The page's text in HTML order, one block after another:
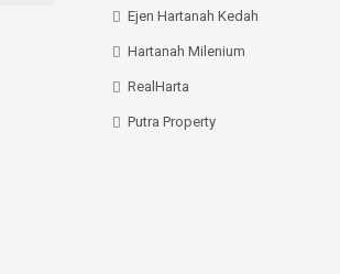
Ejen Hartanah Kedah
Hartanah Milenium
RealHarta
Putra Property